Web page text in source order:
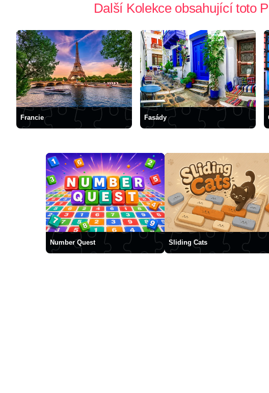
Další Kolekce obsahující toto
Francie Fasády
Number Quest Sliding Cats